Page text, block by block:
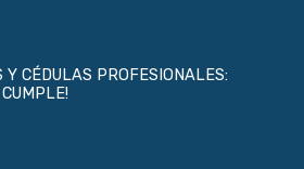
Y CÉDULAS PROFESIONALES:
CUMPLE!